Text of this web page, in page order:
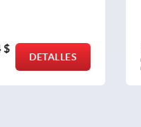
22,95 $
DETALLES